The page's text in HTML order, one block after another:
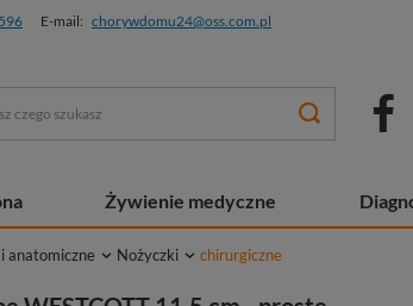
E-mail: chorywdomu24@oss.com.pl
Żywienie medyczne
anatomiczne Nożyczki chirurgiczne